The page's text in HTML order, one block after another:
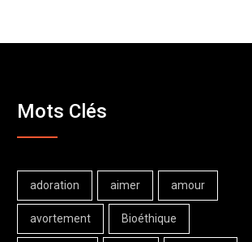
Mots Clés
adoration aimer amour
avortement Bioéthique